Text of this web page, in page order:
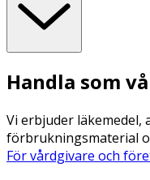
Handla som
Vi erbjuder läkemedel,
förbrukningsmaterial
För vårdgivare och